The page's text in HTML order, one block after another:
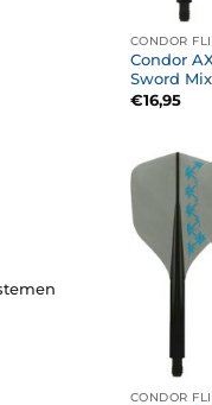
CONDOR
Condor
Sword
€16,95
CONDOR